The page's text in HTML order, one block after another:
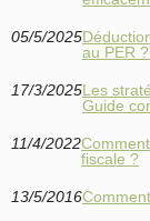
05/5/2025
au PER
17/3/2025Les
Guide
11/4/2022
fiscale ?
13/5/2016